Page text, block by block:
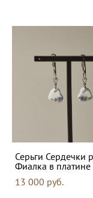
Серьги Сердечки
Фиалка в платине
13 000 pуб.